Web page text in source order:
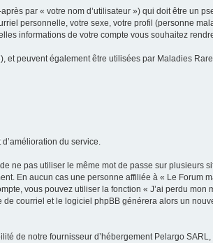
par « votre nom d’utilisateur ») qui doit être un
personnelle, votre sexe, votre profil (personne
informations de votre compte vous souhaitez
et peuvent également être utilisées par Maladies
du service.
ne pas utiliser le même mot de passe sur plusieurs
En aucun cas une personne affiliée à « Le Forum
vous pouvez utiliser la fonction « J’ai perdu mon
courriel et le logiciel phpBB générera alors un
de notre fournisseur d’hébergement Pelargo